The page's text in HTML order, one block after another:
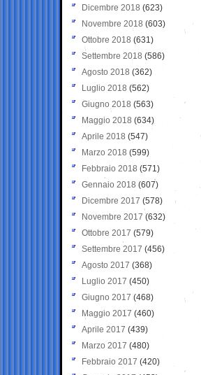
Dicembre 2018 (623)
Novembre 2018 (603)
Ottobre 2018 (631)
Settembre 2018 (586)
Agosto 2018 (362)
Luglio 2018 (562)
Giugno 2018 (563)
Maggio 2018 (634)
Aprile 2018 (547)
Marzo 2018 (599)
Febbraio 2018 (571)
Gennaio 2018 (607)
Dicembre 2017 (578)
Novembre 2017 (632)
Ottobre 2017 (579)
Settembre 2017 (456)
Agosto 2017 (368)
Luglio 2017 (450)
Giugno 2017 (468)
Maggio 2017 (460)
Aprile 2017 (439)
Marzo 2017 (480)
Febbraio 2017 (420)